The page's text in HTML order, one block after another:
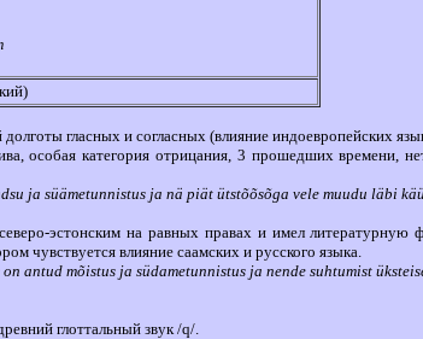
гласных и согласных (влияние индоевропейских
особая категория отрицания, 3 прошедших времени,
ja süämetunnistus ja nä piät ütstõõsõga vele muudu läbi
эстонским на равных правах и имел
чувствуется влияние саамских и русского языка.
mõistus ja südametunnistus ja nende suhtumist
глоттальный звук /q/.